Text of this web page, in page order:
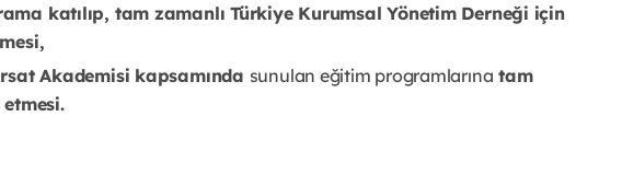
katılıp, tam zamanlı Türkiye Kurumsal Yönetim Derneği için
Akademisi kapsamında sunulan eğitim programlarına tam